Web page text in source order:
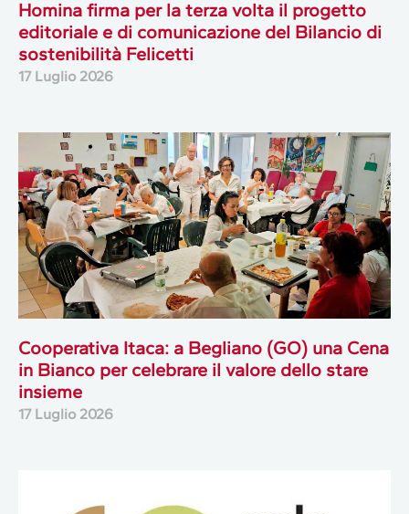
Homina firma per la terza volta il progetto
editoriale e di comunicazione del Bilancio di
sostenibilità Felicetti
17 Luglio 2026
Cooperativa Itaca: a Begliano (GO) una Cena
in Bianco per celebrare il valore dello stare
insieme
17 Luglio 2026